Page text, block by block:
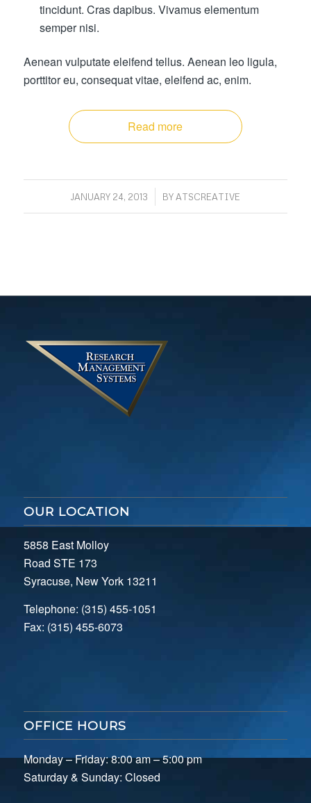
tincidunt. Cras dapibus. Vivamus elementum
semper nisi.
Aenean vulputate eleifend tellus. Aenean leo ligula,
porttitor eu, consequat vitae, eleifend ac, enim.
Read more
JANUARY 24, 2013
/ BYATSCREATIVE
OUR LOCATION
5858 East Molloy
Road STE 173
Syracuse, New York 13211
Telephone: (315) 455-1051
Fax: (315) 455-6073
OFFICE HOURS
Monday – Friday: 8:00 am – 5:00 pm
Saturday & Sunday: Closed